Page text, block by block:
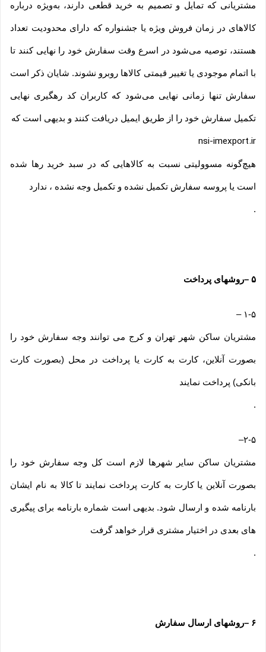
مشتریانی که تمایل و تصمیم به خرید قطعی دارند، به‌ویژه درباره
کالاهای در زمان فروش ویژه یا جشنواره که دارای محدودیت تعداد
هستند، توصیه می‌شود در اسرع وقت سفارش خود را نهایی کنند تا
با اتمام موجودی یا تغییر قیمتی کالاها روبرو نشوند. شایان ذکر است
سفارش تنها زمانی نهایی می‌شود که کاربران کد رهگیری نهایی
تکمیل سفارش خود را از طریق ایمیل دریافت کنند و بدیهی است که
nsi-imexport.ir
هیچ‌گونه مسوولیتی نسبت به کالاهایی که در سبد خرید رها شده
است یا پروسه سفارش تکمیل نشده و تکمیل وجه نشده ، ندارد
.
۵ –روشهای پرداخت
۱-۵ –
مشتریان ساکن شهر تهران و کرج می توانند وجه سفارش خود را
بصورت آنلاین، کارت به کارت یا پرداخت در محل (بصورت کارت
بانکی) پرداخت نمایند
.
۲-۵–
مشتریان ساکن سایر شهرها لازم است کل وجه سفارش خود را
بصورت آنلاین یا کارت به کارت پرداخت نمایند تا کالا به نام ایشان
بارنامه شده و ارسال شود. بدیهی است شماره بارنامه برای پیگیری
های بعدی در اختیار مشتری قرار خواهد گرفت
.
۶ –روشهای ارسال سفارش